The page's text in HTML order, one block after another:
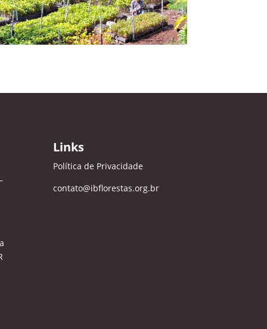
Links
Política de Privacidade
contato@ibflorestas.org.br